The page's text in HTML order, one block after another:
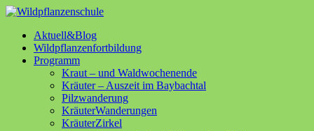
Aktuell&Blog
Wildpflanzenfortbildung
Programm
Kraut – und Waldwochenende
Kräuter – Auszeit im Baybachtal
Pilzwanderung
KräuterWanderungen
KräuterZirkel